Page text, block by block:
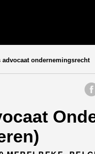
advocaat ondernemingsrecht